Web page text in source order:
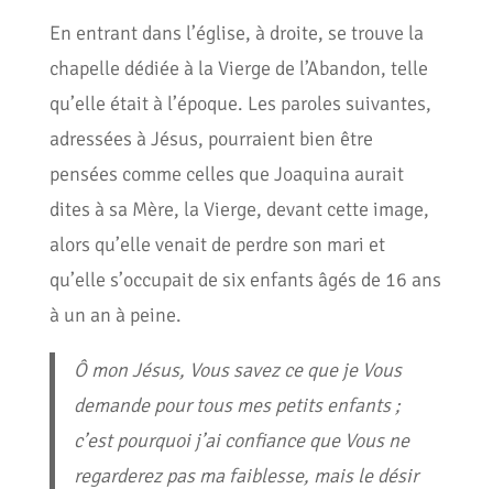
En entrant dans l’église, à droite, se trouve la
chapelle dédiée à la Vierge de l’Abandon, telle
qu’elle était à l’époque. Les paroles suivantes,
adressées à Jésus, pourraient bien être
pensées comme celles que Joaquina aurait
dites à sa Mère, la Vierge, devant cette image,
alors qu’elle venait de perdre son mari et
qu’elle s’occupait de six enfants âgés de 16 ans
à un an à peine.
Ô mon Jésus, Vous savez ce que je Vous
demande pour tous mes petits enfants ;
c’est pourquoi j’ai confiance que Vous ne
regarderez pas ma faiblesse, mais le désir